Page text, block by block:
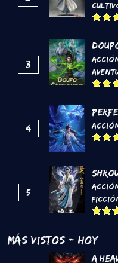
3
4
5
Más Vistos - Hoy
A